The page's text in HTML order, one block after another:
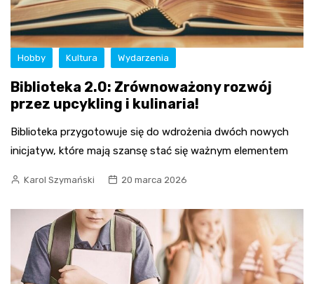
Hobby Kultura Wydarzenia
Biblioteka 2.0: Zrównoważony rozwój
przez upcykling i kulinaria!
Biblioteka przygotowuje się do wdrożenia dwóch nowych
inicjatyw, które mają szansę stać się ważnym elementem
Karol Szymański 20 marca 2026